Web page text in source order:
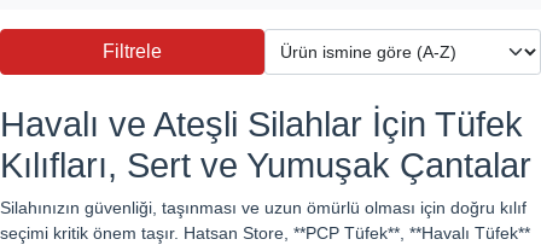
Filtrele
Havalı ve Ateşli Silahlar İçin Tüfek
Kılıfları, Sert ve Yumuşak Çantalar
Silahınızın güvenliği, taşınması ve uzun ömürlü olması için doğru kılıf
seçimi kritik önem taşır. Hatsan Store, **PCP Tüfek**, **Havalı Tüfek**